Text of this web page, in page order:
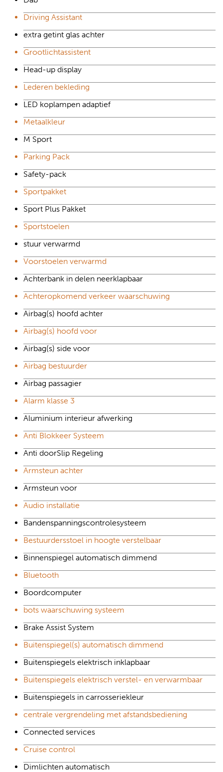
Driving Assistant
extra getint glas achter
Grootlichtassistent
Head-up display
Lederen bekleding
LED koplampen adaptief
Metaalkleur
M Sport
Parking Pack
Safety-pack
Sportpakket
Sport Plus Pakket
Sportstoelen
stuur verwarmd
Voorstoelen verwarmd
Achterbank in delen neerklapbaar
Achteropkomend verkeer waarschuwing
Airbag(s) hoofd achter
Airbag(s) hoofd voor
Airbag(s) side voor
Airbag bestuurder
Airbag passagier
Alarm klasse 3
Aluminium interieur afwerking
Anti Blokkeer Systeem
Anti doorSlip Regeling
Armsteun achter
Armsteun voor
Audio installatie
Bandenspanningscontrolesysteem
Bestuurdersstoel in hoogte verstelbaar
Binnenspiegel automatisch dimmend
Bluetooth
Boordcomputer
bots waarschuwing systeem
Brake Assist System
Buitenspiegel(s) automatisch dimmend
Buitenspiegels elektrisch inklapbaar
Buitenspiegels elektrisch verstel- en verwarmbaar
Buitenspiegels in carrosseriekleur
centrale vergrendeling met afstandsbediening
Connected services
Cruise control
Dimlichten automatisch